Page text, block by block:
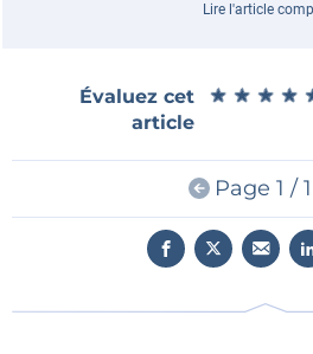
Lévitation magnétique
comparateur analogique
Rose des vents avec le
« Yes We CAN » avecPiCAN
CAN pour le Raspberry Pi 4
Lire l'article
Évaluez cet
article
★ ★ ★ ★
★ ★ ★ ★
Page 1 / 1